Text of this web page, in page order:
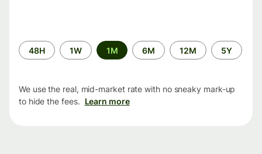
Time
period
48H 1W 1M 6M 12M 5Y
We use the real, mid-market rate with no sneaky mark-up
to hide the fees. Learn more